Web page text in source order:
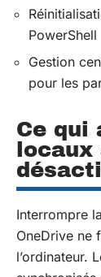
PowerShell
Gestion
pour les
Ce qui
Interrompre
OneDrive ne
l’ordinateur.